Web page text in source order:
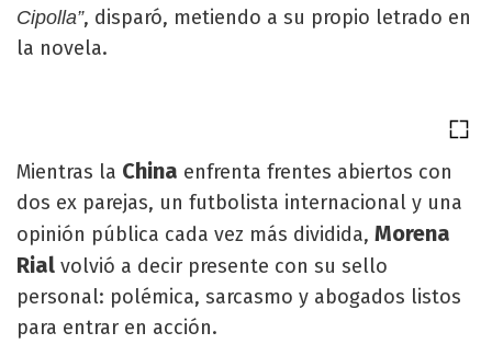
Cipolla”, disparó, metiendo a su propio letrado en
la novela.
Mientras la China enfrenta frentes abiertos con
dos ex parejas, un futbolista internacional y una
opinión pública cada vez más dividida, Morena
Rial volvió a decir presente con su sello
personal: polémica, sarcasmo y abogados listos
para entrar en acción.